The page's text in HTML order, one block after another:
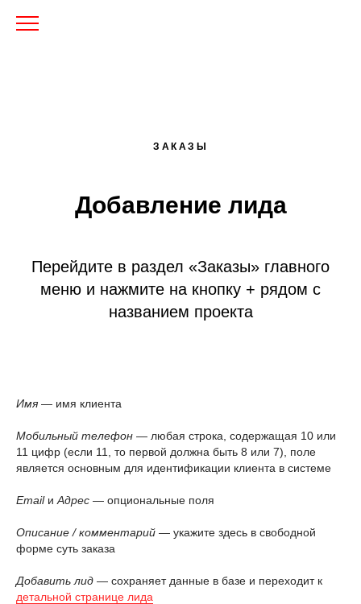
ЗАКАЗЫ
Добавление лида
Перейдите в раздел «Заказы» главного
меню и нажмите на кнопку + рядом с
названием проекта
Имя — имя клиента
Мобильный телефон — любая строка, содержащая 10 или
11 цифр (если 11, то первой должна быть 8 или 7), поле
является основным для идентификации клиента в системе
Email и Адрес — опциональные поля
Описание / комментарий — укажите здесь в свободной
форме суть заказа
Добавить лид — сохраняет данные в базе и переходит к
детальной странице лида